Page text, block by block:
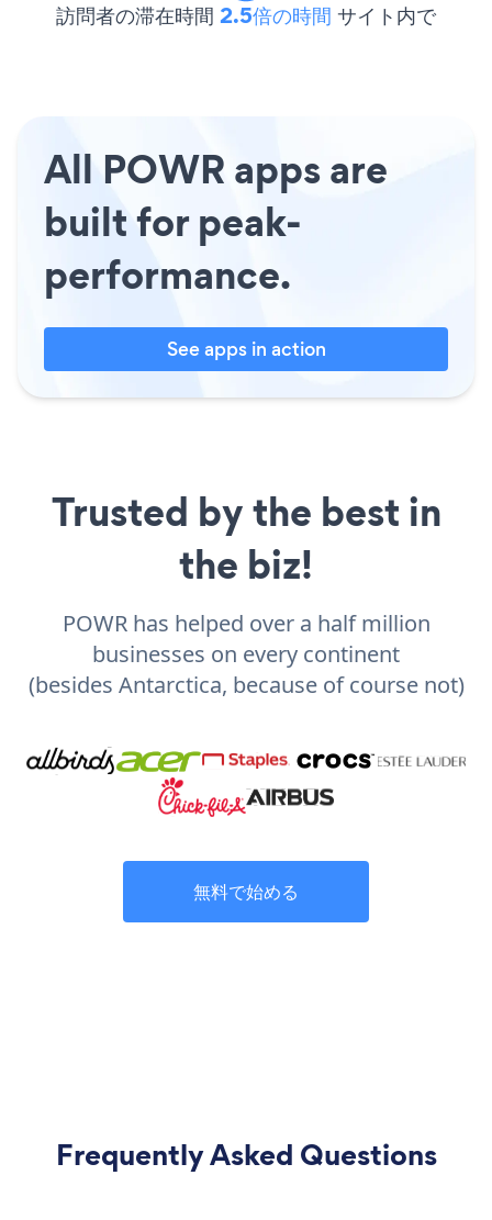
訪問者の滞在時間 2.5倍の時間 サイト内で
All POWR apps are
built for peak-
performance.
See apps in action
Trusted by the best in
the biz!
POWR has helped over a half million
businesses on every continent
(besides Antarctica, because of course not)
無料で始める
Frequently Asked Questions